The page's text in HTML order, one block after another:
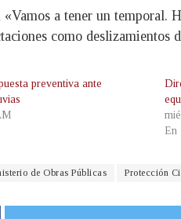
a tener un temporal.
como deslizamientos
preventiva ante
En
de Obras Públicas Protección